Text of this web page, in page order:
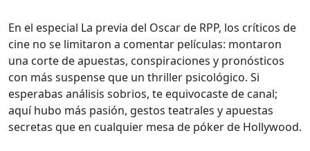
En el especial La previa del Oscar de RPP, los críticos de
cine no se limitaron a comentar películas: montaron
una corte de apuestas, conspiraciones y pronósticos
con más suspense que un thriller psicológico. Si
esperabas análisis sobrios, te equivocaste de canal;
aquí hubo más pasión, gestos teatrales y apuestas
secretas que en cualquier mesa de póker de Hollywood.